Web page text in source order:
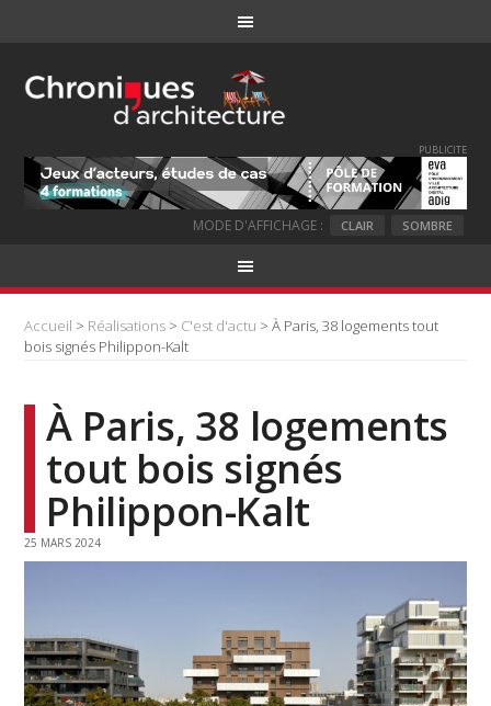
PUBLICITE
MODE D'AFFICHAGE : CLAIR SOMBRE
Accueil > Réalisations > C'est d'actu > À Paris, 38 logements tout
bois signés Philippon-Kalt
À Paris, 38 logements
tout bois signés
Philippon-Kalt
25 MARS 2024